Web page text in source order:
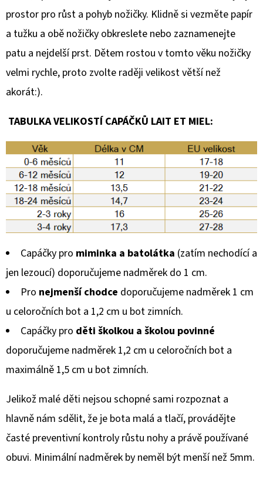
prostor pro růst a pohyb nožičky. Klidně si vezměte papír
a tužku a obě nožičky obkreslete nebo zaznamenejte
patu a nejdelší prst. Dětem rostou v tomto věku nožičky
velmi rychle, proto zvolte raději velikost větší než
akorát:).
TABULKA VELIKOSTÍ CAPÁČKŮ LAIT ET MIEL:
Capáčky pro miminka a batolátka (zatím nechodící a
jen lezoucí) doporučujeme nadměrek do 1 cm.
Pro nejmenší chodce doporučujeme nadměrek 1 cm
u celoročních bot a 1,2 cm u bot zimních.
Capáčky pro děti školkou a školou povinné
doporučujeme nadměrek 1,2 cm u celoročních bot a
maximálně 1,5 cm u bot zimních.
Jelikož malé děti nejsou schopné sami rozpoznat a
hlavně nám sdělit, že je bota malá a tlačí, provádějte
časté preventivní kontroly růstu nohy a právě používané
obuvi. Minimální nadměrek by neměl být menší než 5mm.